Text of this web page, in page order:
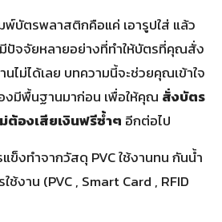
พ์บัตรพลาสติกคือแค่ เอารูปใส่ แล้ว
จจัยหลายอย่างที่ทำให้บัตรที่คุณสั่ง
นไม่ได้เลย บทความนี้จะช่วยคุณเข้าใจ
มีพื้นฐานมาก่อน เพื่อให้คุณ สั่งบัตร
ต้องเสียเงินฟรีซ้ำๆ อีกต่อไป
งทำจากวัสดุ PVC ใช้งานทน กันน้ำ
ช้งาน (PVC , Smart Card , RFID